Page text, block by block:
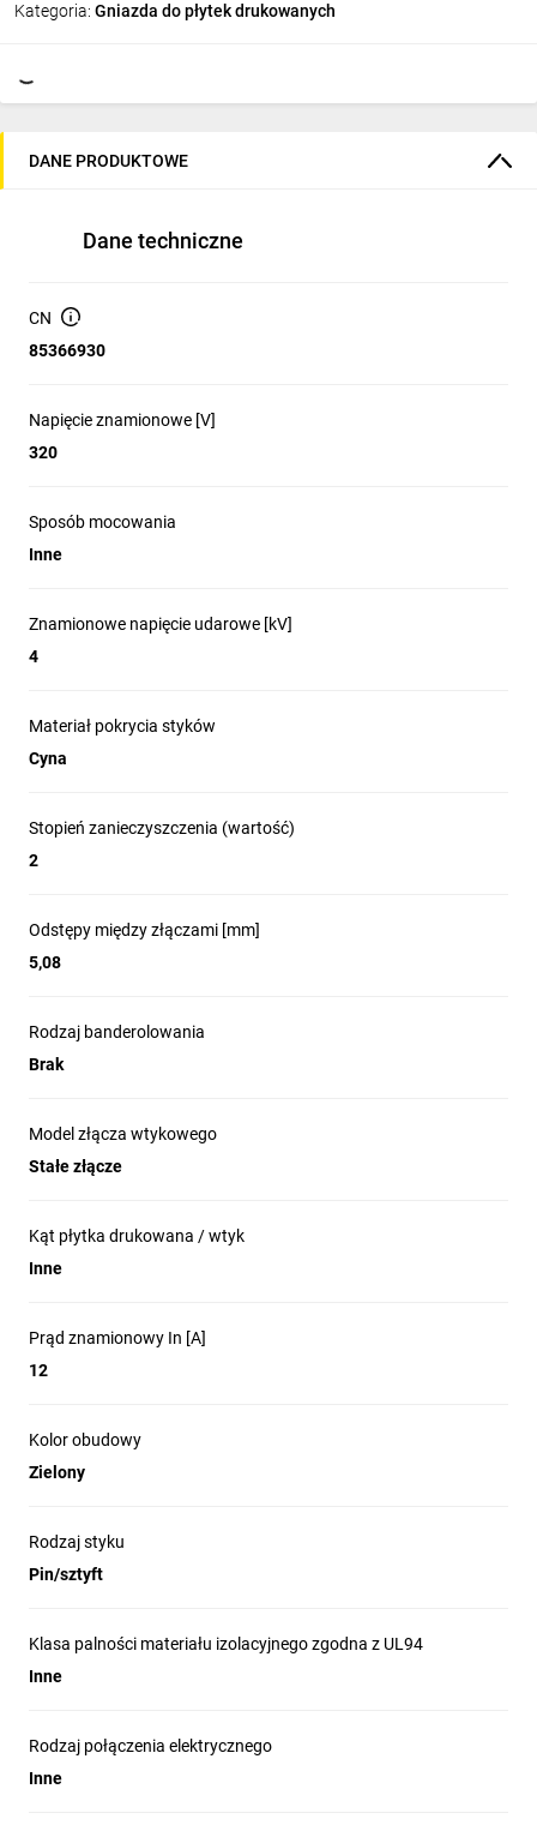
Kategoria: Gniazda do płytek drukowanych
DANE PRODUKTOWE
Dane techniczne
CN
85366930
Napięcie znamionowe [V]
320
Sposób mocowania
Inne
Znamionowe napięcie udarowe [kV]
4
Materiał pokrycia styków
Cyna
Stopień zanieczyszczenia (wartość)
2
Odstępy między złączami [mm]
5,08
Rodzaj banderolowania
Brak
Model złącza wtykowego
Stałe złącze
Kąt płytka drukowana / wtyk
Inne
Prąd znamionowy In [A]
12
Kolor obudowy
Zielony
Rodzaj styku
Pin/sztyft
Klasa palności materiału izolacyjnego zgodna z UL94
Inne
Rodzaj połączenia elektrycznego
Inne